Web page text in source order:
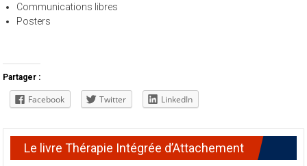
Communications libres
Posters
Partager :
Facebook Twitter LinkedIn
Le livre Thérapie Intégrée d’Attachement